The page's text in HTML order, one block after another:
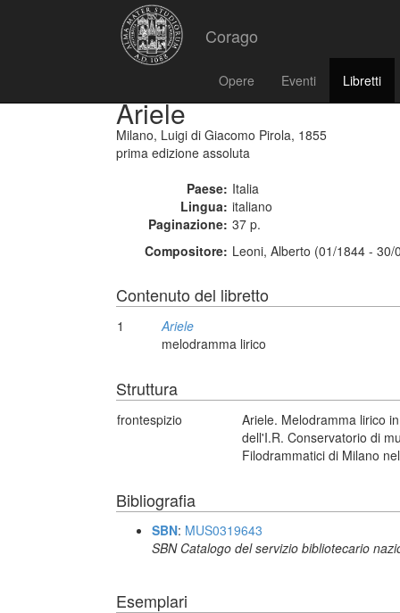
Corago
Opere Eventi Libretti
Ariele
Milano, Luigi di Giacomo Pirola, 1855
prima edizione assoluta
Paese: Italia
Lingua: italiano
Paginazione: 37 p.
Compositore: Leoni, Alberto (01/1844 - 30/
Contenuto del libretto
1
Ariele
melodramma lirico
Struttura
frontespizio
Ariele. Melodramma lirico
dell'I.R. Conservatorio di
Filodrammatici di Milano
Bibliografia
SBN: MUS0319643
SBN Catalogo del servizio bibliotecario
Esemplari